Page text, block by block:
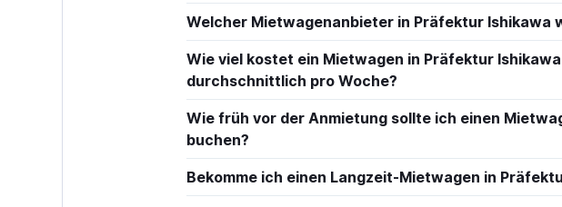
Hertz
1 Standort
Preise
J-net
1 Standort
Preise
Welcher Mietwagenanbieter in Präfektur Ishikawa
Wie viel kostet ein Mietwagen in Präfektur Ishikawa
durchschnittlich pro Woche?
Wie früh vor der Anmietung sollte ich einen
buchen?
Bekomme ich einen Langzeit-Mietwagen in